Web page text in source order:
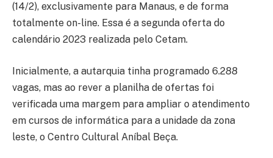
(14/2), exclusivamente para Manaus, e de forma
totalmente on-line. Essa é a segunda oferta do
calendário 2023 realizada pelo Cetam.
Inicialmente, a autarquia tinha programado 6.288
vagas, mas ao rever a planilha de ofertas foi
verificada uma margem para ampliar o atendimento
em cursos de informática para a unidade da zona
leste, o Centro Cultural Aníbal Beça.